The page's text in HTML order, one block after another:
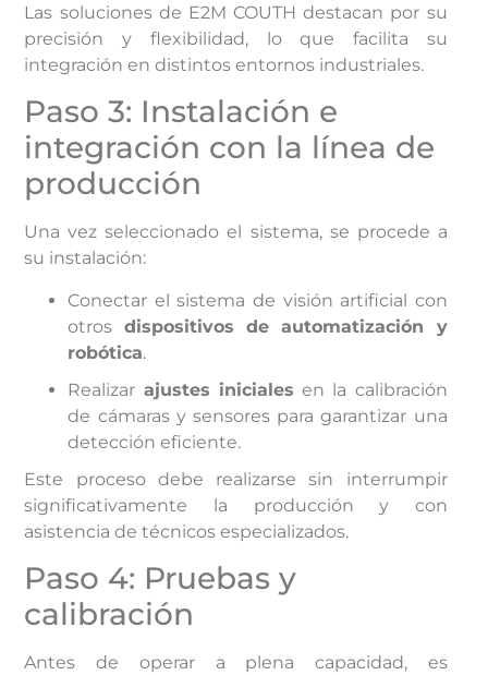
Las soluciones de E2M COUTH destacan por su
precisión y flexibilidad, lo que facilita su
integración en distintos entornos industriales.
Paso 3: Instalación e
integración con la línea de
producción
Una vez seleccionado el sistema, se procede a
su instalación:
Conectar el sistema de visión artificial con
otros dispositivos de automatización y
robótica.
Realizar ajustes iniciales en la calibración
de cámaras y sensores para garantizar una
detección eficiente.
Este proceso debe realizarse sin interrumpir
significativamente la producción y con
asistencia de técnicos especializados.
Paso 4: Pruebas y
calibración
Antes de operar a plena capacidad, es